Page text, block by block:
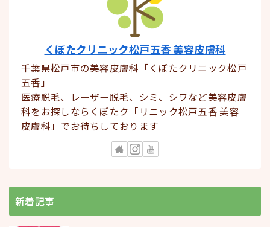
くぼたクリニック松戸五香 美容皮膚科
千葉県松戸市の美容皮膚科「くぼたクリニック松戸
五香」
医療脱毛、レーザー脱毛、シミ、シワなど美容皮膚
科をお探しならくぼたク「リニック松戸五香 美容
皮膚科」でお待ちしております
新着記事